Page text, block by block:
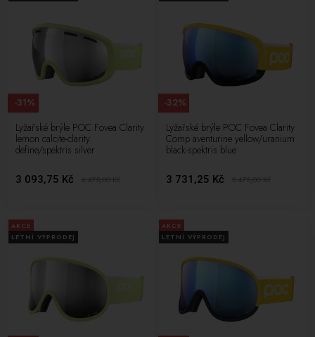
Lyžařské brýle POC Fovea Clarity
lemon calcite-clarity
define/spektris silver
3 093,75 Kč 4 475,00Kč
-31%
Lyžařské brýle POC Fovea Clarity
Comp aventurine yellow/uranium
black-spektris blue
3 731,25 Kč 5 475,00Kč
-32%
AKCE
LETNÍ VÝPRODEJ
AKCE
LETNÍ VÝPRODEJ